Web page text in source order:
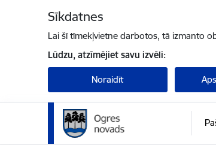
Sīkdatnes
Lai šī tīmekļvietne darbotos, tā izmanto
Lūdzu, atzīmējiet savu izvēli:
Noraidīt